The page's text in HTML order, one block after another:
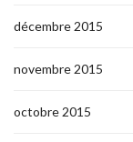
décembre 2015
novembre 2015
octobre 2015